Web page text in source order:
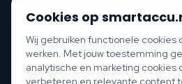
Cookies op
Wij gebruiken functionele cookies
werken. Met jouw toestemming
analytische en marketing cookies
verbeteren en relevante content
Thuisbatterij offerte
Alle thuisbatterijen